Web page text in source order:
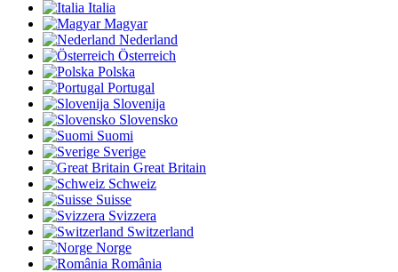
Italia
Magyar
Nederland
Österreich
Polska
Portugal
Slovenija
Slovensko
Suomi
Sverige
Great Britain
Schweiz
Suisse
Svizzera
Switzerland
Norge
România